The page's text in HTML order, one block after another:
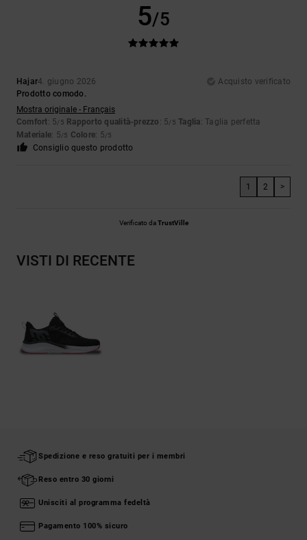
5/5
Hajar4. giugno 2026
Acquisto verificato
Prodotto comodo.
Mostra originale - Français
Comfort: 5/5 Rapporto qualità-prezzo : 5/5 Taglia: Taglia perfetta
Materiale: 5/5 Colore: 5/5
Consiglio questo prodotto
1 2 >
Verificato daTrustVille
VISTI DI RECENTE
Spedizione e reso gratuiti per i membri
Reso entro 30 giorni
Unisciti al programma fedeltà
Pagamento 100% sicuro